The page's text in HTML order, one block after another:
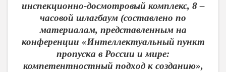
инспекционно-досмотровый комплекс, 8 –
часовой шлагбаум (составлено по
материалам, представленным на
конференции «Интеллектуальный пункт
пропуска в России и мире:
компетентностный подход к созданию»,